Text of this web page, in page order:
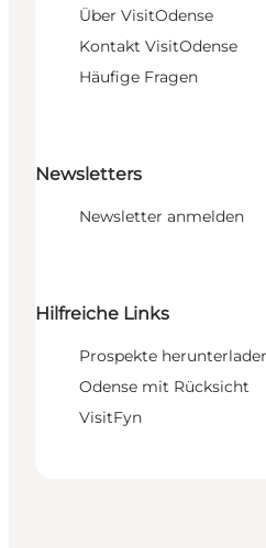
Über VisitOdense
Kontakt VisitOdense
Häufige Fragen
Newsletters
Newsletter anmelden
Hilfreiche Links
Prospekte
Odense mit Rücksicht
VisitFyn